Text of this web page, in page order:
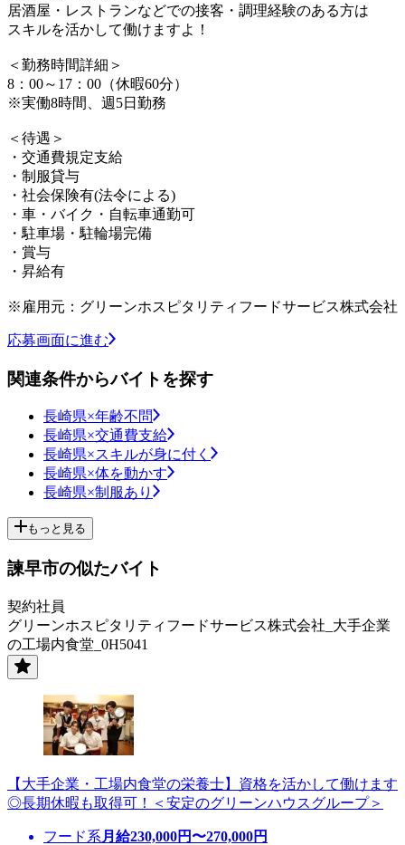
居酒屋・レストランなどでの接客・調理経験のある方は
スキルを活かして働けますよ！
＜勤務時間詳細＞
8：00～17：00（休暇60分）
※実働8時間、週5日勤務
＜待遇＞
・交通費規定支給
・制服貸与
・社会保険有(法令による)
・車・バイク・自転車通勤可
・駐車場・駐輪場完備
・賞与
・昇給有
※雇用元：グリーンホスピタリティフードサービス株式会社
応募画面に進む
関連条件からバイトを探す
長崎県×年齢不問
長崎県×交通費支給
長崎県×スキルが身に付く
長崎県×体を動かす
長崎県×制服あり
もっと見る
諫早市の似たバイト
契約社員
グリーンホスピタリティフードサービス株式会社_大手企業
の工場内食堂_0H5041
【大手企業・工場内食堂の栄養士】資格を活かして働けます
◎長期休暇も取得可！＜安定のグリーンハウスグループ＞
フード系 月給230,000円〜270,000円